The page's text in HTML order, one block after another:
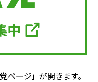
ージ」が開きます。